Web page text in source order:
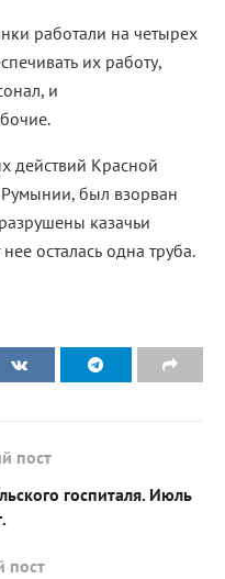
работали на четырех
их работу,
и
действий Красной
был взорван
казачьи
осталась одна труба.
пост
госпиталя. Июль
пост